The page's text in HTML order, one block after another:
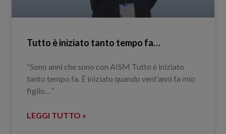
Tutto è iniziato tanto tempo fa…
“Sono anni che sono con AISM Tutto è iniziato
tanto tempo fa. È iniziato quando vent’anni fa mio
figlio…”
LEGGI TUTTO »